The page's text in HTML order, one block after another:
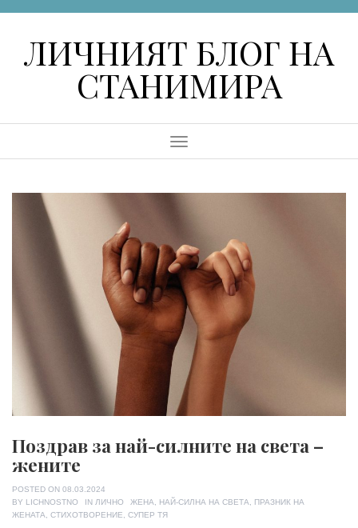
ЛИЧНИЯТ БЛОГ НА
СТАНИМИРА
Menu
Поздрав за най-силните на света –
жените
POSTED ON 08.03.2024
BY LICHNOSTNO IN ЛИЧНО TAGS
ЖЕНА, НАЙ-СИЛНА НА СВЕТА, ПРАЗНИК НА
ЖЕНАТА, СТИХОТВОРЕНИЕ, СУПЕР ТЯ